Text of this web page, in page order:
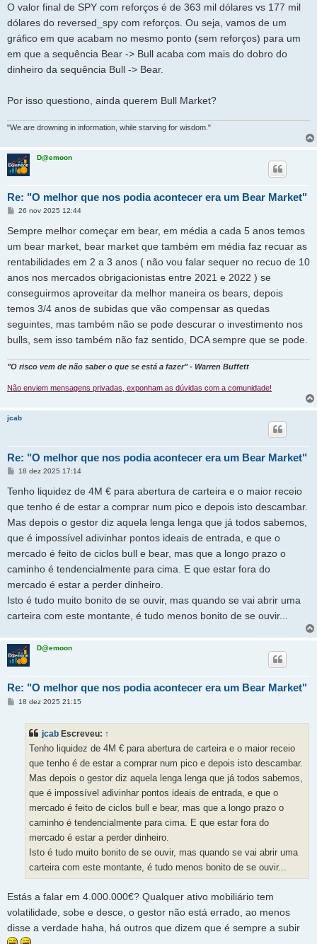
O valor final de SPY com reforços é de 363 mil dólares vs 177 mil
dólares do reversed_spy com reforços. Ou seja, vamos de um
gráfico em que acabam no mesmo ponto (sem reforços) para um
em que a sequência Bear -> Bull acaba com mais do dobro do
dinheiro da sequência Bull -> Bear.
Por isso questiono, ainda querem Bull Market?
"We are drowning in information, while starving for wisdom."
D@emoon
Re: "O melhor que nos podia acontecer era um Bear Market"
M
s
a
g
e
26 nov 2025 12:44
Sempre melhor começar em bear, em média a cada 5 anos temos
um bear market, bear market que também em média faz recuar as
rentabilidades em 2 a 3 anos ( não vou falar sequer no recuo de 10
anos nos mercados obrigacionistas entre 2021 e 2022 ) se
conseguirmos aproveitar da melhor maneira os bears, depois
temos 3/4 anos de subidas que vão compensar as quedas
seguintes, mas também não se pode descurar o investimento nos
bulls, sem isso também não faz sentido, DCA sempre que se pode.
"O risco vem de não saber o que se está a fazer" - Warren Buffett
Não enviem mensagens privadas, exponham as dúvidas com a comunidade!
jcab
Re: "O melhor que nos podia acontecer era um Bear Market"
M
s
a
e
18 dez 2025 17:14
Tenho liquidez de 4M € para abertura de carteira e o maior receio
que tenho é de estar a comprar num pico e depois isto descambar.
Mas depois o gestor diz aquela lenga lenga que já todos sabemos,
que é impossível adivinhar pontos ideais de entrada, e que o
mercado é feito de ciclos bull e bear, mas que a longo prazo o
caminho é tendencialmente para cima. E que estar fora do
mercado é estar a perder dinheiro.
Isto é tudo muito bonito de se ouvir, mas quando se vai abrir uma
carteira com este montante, é tudo menos bonito de se ouvir...
D@emoon
Re: "O melhor que nos podia acontecer era um Bear Market"
M18 dez 2025 21:15
jcab Escreveu: ↑
Tenho liquidez de 4M € para abertura de carteira e o maior receio
que tenho é de estar a comprar num pico e depois isto descambar.
Mas depois o gestor diz aquela lenga lenga que já todos sabemos,
que é impossível adivinhar pontos ideais de entrada, e que o
mercado é feito de ciclos bull e bear, mas que a longo prazo o
caminho é tendencialmente para cima. E que estar fora do
mercado é estar a perder dinheiro.
Isto é tudo muito bonito de se ouvir, mas quando se vai abrir uma
carteira com este montante, é tudo menos bonito de se ouvir...
Estás a falar em 4.000.000€? Qualquer ativo mobiliário tem
volatilidade, sobe e desce, o gestor não está errado, ao menos
disse a verdade haha, há outros que dizem que é sempre a subir